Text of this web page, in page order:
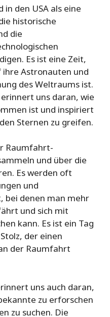
in den USA als eine
historische
die
Es ist eine Zeit,
Astronauten und
des Weltraums ist.
erinnert uns daran, wie
ist und inspiriert
Sternen zu greifen.
Raumfahrt-
und über die
Es werden oft
und
bei denen man mehr
und sich mit
kann. Es ist ein Tag
der einen
der Raumfahrt
uns auch daran,
zu erforschen
zu suchen. Die